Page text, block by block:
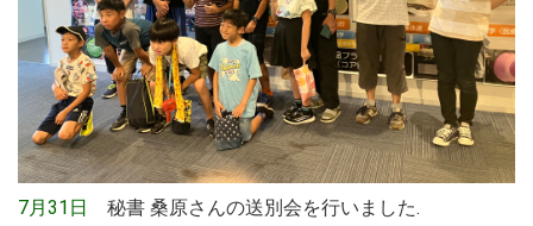
7月31日
秘書 桑原さんの送別会を行いました.